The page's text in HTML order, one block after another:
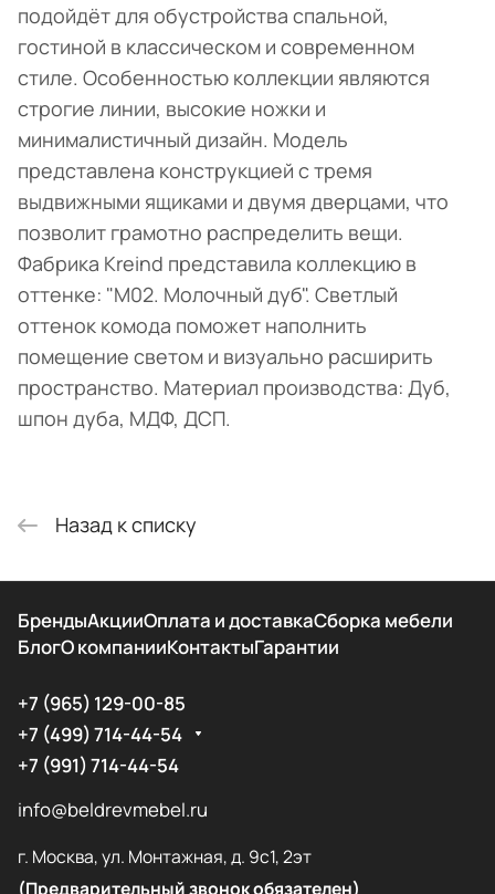
подойдёт для обустройства спальной,
гостиной в классическом и современном
стиле. Особенностью коллекции являются
строгие линии, высокие ножки и
минималистичный дизайн. Модель
представлена конструкцией с тремя
выдвижными ящиками и двумя дверцами, что
позволит грамотно распределить вещи.
Фабрика Kreind представила коллекцию в
оттенке: "M02. Молочный дуб". Светлый
оттенок комода поможет наполнить
помещение светом и визуально расширить
пространство. Материал производства: Дуб,
шпон дуба, МДФ, ДСП.
Назад к списку
БрендыАкцииОплата и доставкаСборка мебели
БлогО компанииКонтактыГарантии
+7 (965) 129-00-85
+7 (499) 714-44-54
+7 (991) 714-44-54
info@beldrevmebel.ru
г. Москва, ул. Монтажная, д. 9с1, 2эт
(Предварительный звонок обязателен)